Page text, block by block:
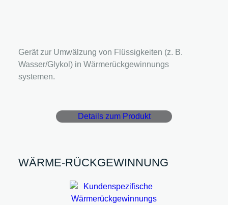
Gerät zur Umwälzung von Flüssigkeiten (z. B.
Wasser/Glykol) in Wärmerückgewinnungs
systemen.
Details zum Produkt
WÄRME-RÜCKGEWINNUNG